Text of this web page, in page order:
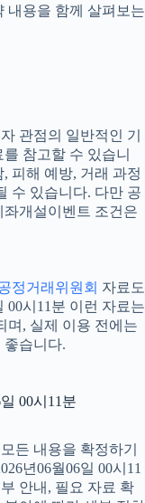
내용을 함께 살펴보는
관점의 일반적인 기
를 참고할 수 있습니
, 피해 예방, 거래 과정
수 있습니다. 다만 공
개설이벤트 조건은
정거래위원회 자료도
00시11분 이런 자료는
며, 실제 이용 전에는
좋습니다.
00시11분
든 내용을 확정하기
년06월06일 00시11
안내, 필요 자료 확